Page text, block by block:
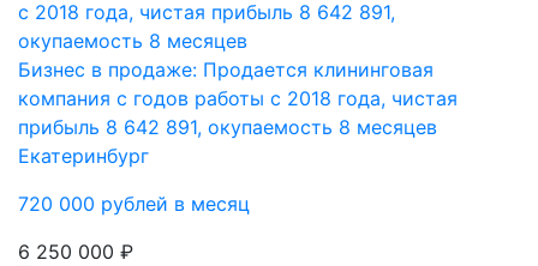
Бизнес в продаже: Продается клининговая
компания с годов работы с 2018 года, чистая
прибыль 8 642 891, окупаемость 8 месяцев
Екатеринбург
720 000 рублей в месяц
6 250 000 ₽